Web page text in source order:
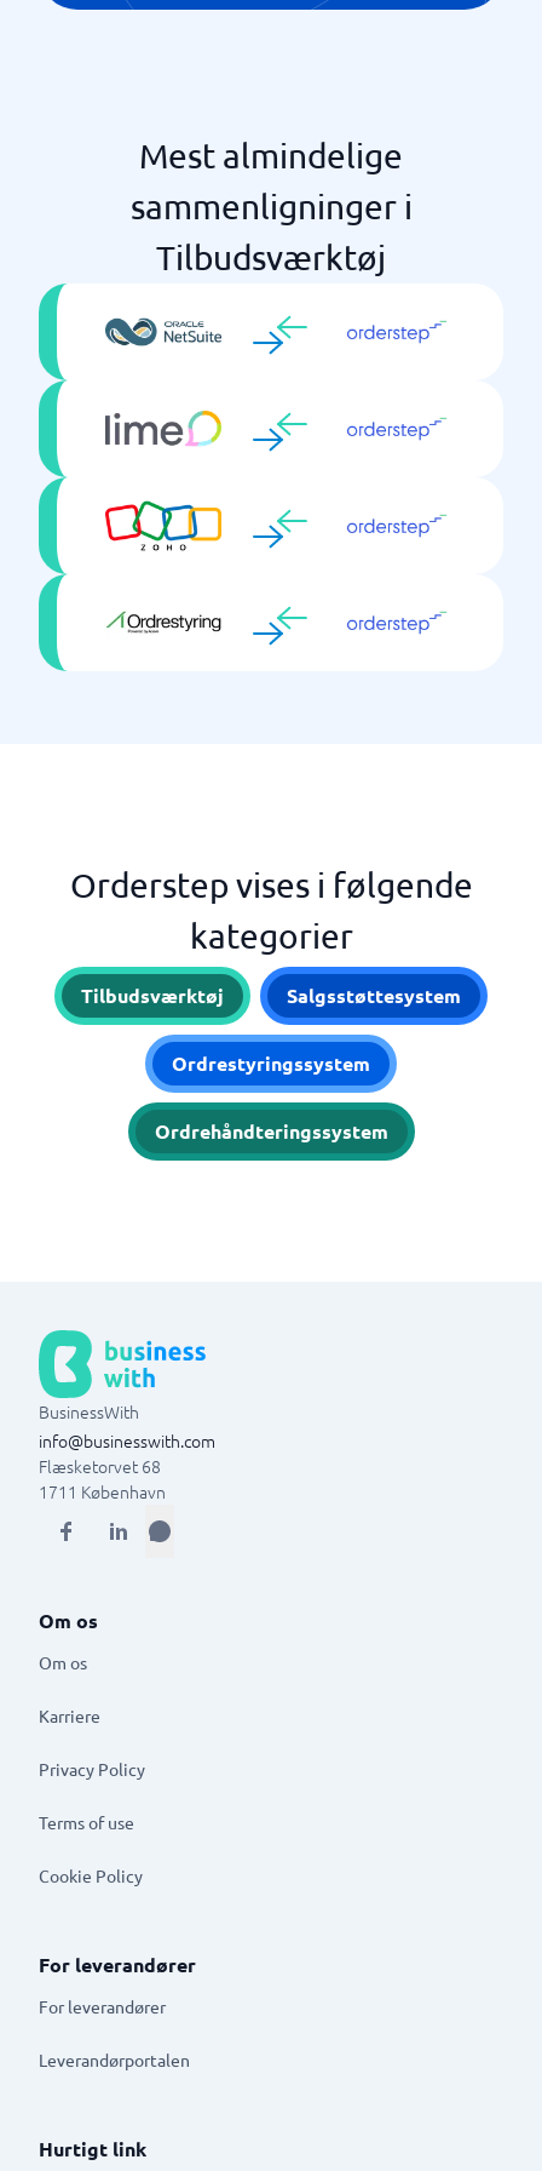
Mest almindelige
sammenligninger i
Tilbudsværktøj
Orderstep vises i følgende
kategorier
Tilbudsværktøj Salgsstøttesystem
Ordrestyringssystem
Ordrehåndteringssystem
BusinessWith
info@businesswith.com
Flæsketorvet 68
1711 København
Om os
Om os
Karriere
Privacy Policy
Terms of use
Cookie Policy
For leverandører
For leverandører
Leverandørportalen
Hurtigt link